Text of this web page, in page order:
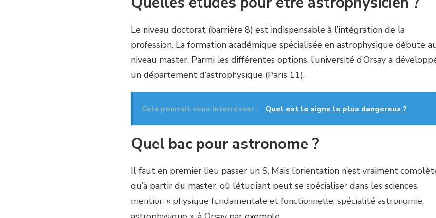
Le niveau doctorat (barrière 8) est indispensable à l’intégration de la
profession. La formation académique spécialisée en astrophysique débute
niveau master. Parmi les différentes options, l’université d’Orsay a
un département d’astrophysique (Paris 11).
Cela pourrait vous interrésser : Quel est le signe le plus dangereux ?
Quel bac pour astronome ?
Il faut en premier lieu passer un S. Mais l’orientation n’est vraiment
qu’à partir du master, où l’étudiant peut se spécialiser dans les sciences,
mention « physique fondamentale et fonctionnelle, spécialité astronomie,